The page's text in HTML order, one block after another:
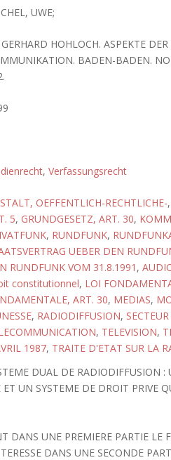
UWE;
HOHLOCH. ASPEKTE
BADEN-BADEN.
, Verfassungsrecht
OEFFENTLICH-RECHTLICHE-,
5, GRUNDGESETZ, ART. 30,
, RUNDFUNK,
UEBER DEN
RUNDFUNK VOM 31.8.1991 ,
constitutionnel, LOI
ART. 30, MEDIAS,
, RADIODIFFUSION,
, TELEVISION,
1987, TRAITE D'ETAT SUR LA
DUAL DE RADIODIFFUSION
UN SYSTEME DE DROIT PRIVE
DANS UNE PREMIERE PARTIE
DANS UNE SECONDE